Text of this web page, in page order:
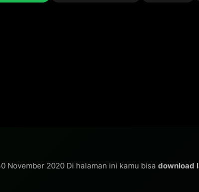
November 2020 Di halaman ini kamu bisa download